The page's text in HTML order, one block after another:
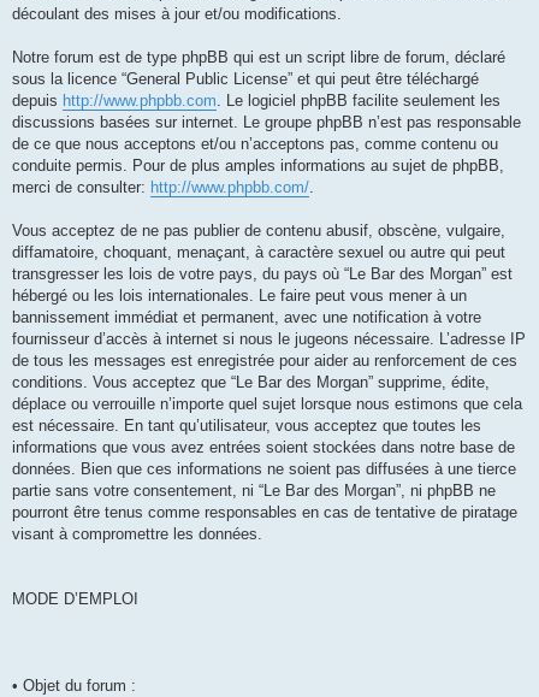
découlant des mises à jour et/ou modifications.
Notre forum est de type phpBB qui est un script libre de forum, déclaré
sous la licence “General Public License” et qui peut être téléchargé
depuis http://www.phpbb.com. Le logiciel phpBB facilite seulement les
discussions basées sur internet. Le groupe phpBB n’est pas responsable
de ce que nous acceptons et/ou n’acceptons pas, comme contenu ou
conduite permis. Pour de plus amples informations au sujet de phpBB,
merci de consulter: http://www.phpbb.com/.
Vous acceptez de ne pas publier de contenu abusif, obscène, vulgaire,
diffamatoire, choquant, menaçant, à caractère sexuel ou autre qui peut
transgresser les lois de votre pays, du pays où “Le Bar des Morgan” est
hébergé ou les lois internationales. Le faire peut vous mener à un
bannissement immédiat et permanent, avec une notification à votre
fournisseur d’accès à internet si nous le jugeons nécessaire. L’adresse IP
de tous les messages est enregistrée pour aider au renforcement de ces
conditions. Vous acceptez que “Le Bar des Morgan” supprime, édite,
déplace ou verrouille n’importe quel sujet lorsque nous estimons que cela
est nécessaire. En tant qu’utilisateur, vous acceptez que toutes les
informations que vous avez entrées soient stockées dans notre base de
données. Bien que ces informations ne soient pas diffusées à une tierce
partie sans votre consentement, ni “Le Bar des Morgan”, ni phpBB ne
pourront être tenus comme responsables en cas de tentative de piratage
visant à compromettre les données.
MODE D’EMPLOI
• Objet du forum :